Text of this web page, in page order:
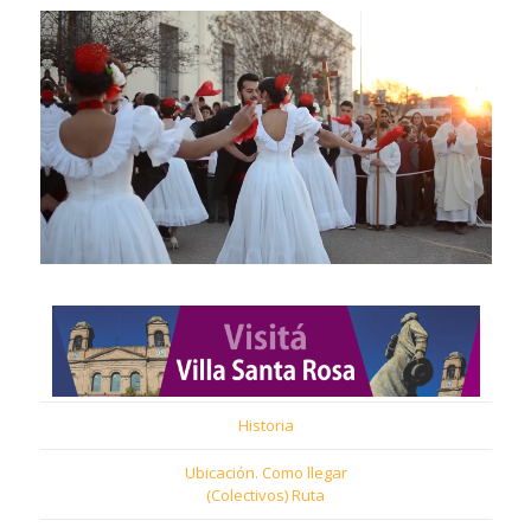
Historia
Ubicación. Como llegar
(Colectivos) Ruta